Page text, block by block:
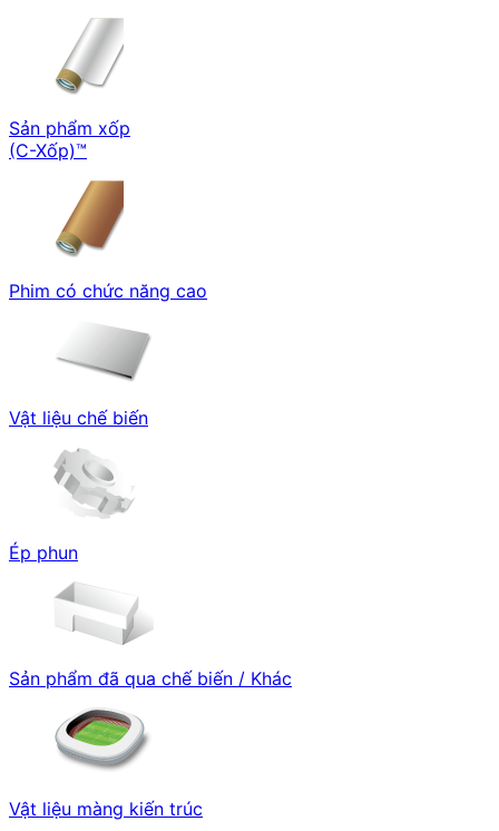
Sản phẩm xốp
(C-Xốp)™
Phim có chức năng cao
Vật liệu chế biến
Ép phun
Sản phẩm đã qua chế biến / Khác
Vật liệu màng kiến trúc